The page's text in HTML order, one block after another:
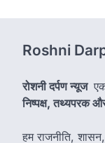
Roshni
रोशनी दर्पण न्यूज
निष्पक्ष, तथ्यपरक
हम राजनीति,